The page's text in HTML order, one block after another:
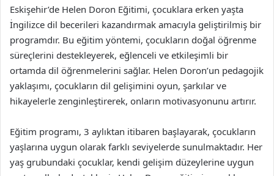
Eskişehir’de Helen Doron Eğitimi, çocuklara erken yaşta
İngilizce dil becerileri kazandırmak amacıyla geliştirilmiş bir
programdır. Bu eğitim yöntemi, çocukların doğal öğrenme
süreçlerini destekleyerek, eğlenceli ve etkileşimli bir
ortamda dil öğrenmelerini sağlar. Helen Doron’un pedagojik
yaklaşımı, çocukların dil gelişimini oyun, şarkılar ve
hikayelerle zenginleştirerek, onların motivasyonunu artırır.
Eğitim programı, 3 aylıktan itibaren başlayarak, çocukların
yaşlarına uygun olarak farklı seviyelerde sunulmaktadır. Her
yaş grubundaki çocuklar, kendi gelişim düzeylerine uygun